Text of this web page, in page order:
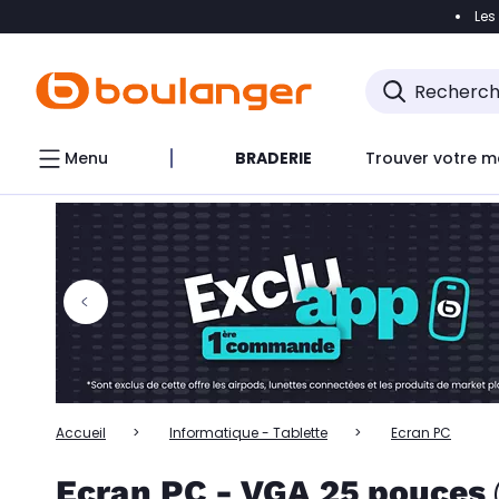
Accéder
Accéder directement au chatbot
Menu BRADERIE Trouver votre
Accueil Informatique - Tablette Ecran PC